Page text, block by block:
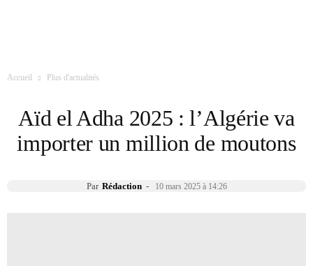
Accueil Plus d'actualités
Aïd el Adha 2025 : l’Algérie va
importer un million de moutons
Par Rédaction - 10 mars 2025 à 14:26